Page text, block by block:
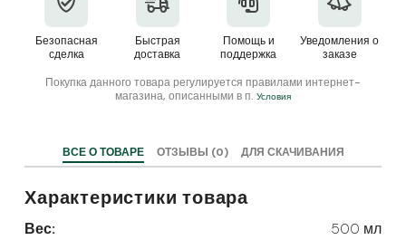
Безопасная
сделка
Быстрая
доставка
Помощь и
поддержка
Уведомления о
заказе
Покупка данного товара регулируется правилами интернет-
магазина, описанными в п. Условия
ВСЕ О ТОВАРЕ ОТЗЫВЫ (0) ДЛЯ СКАЧИВАНИЯ
Характеристики товара
Вес: 500 мл